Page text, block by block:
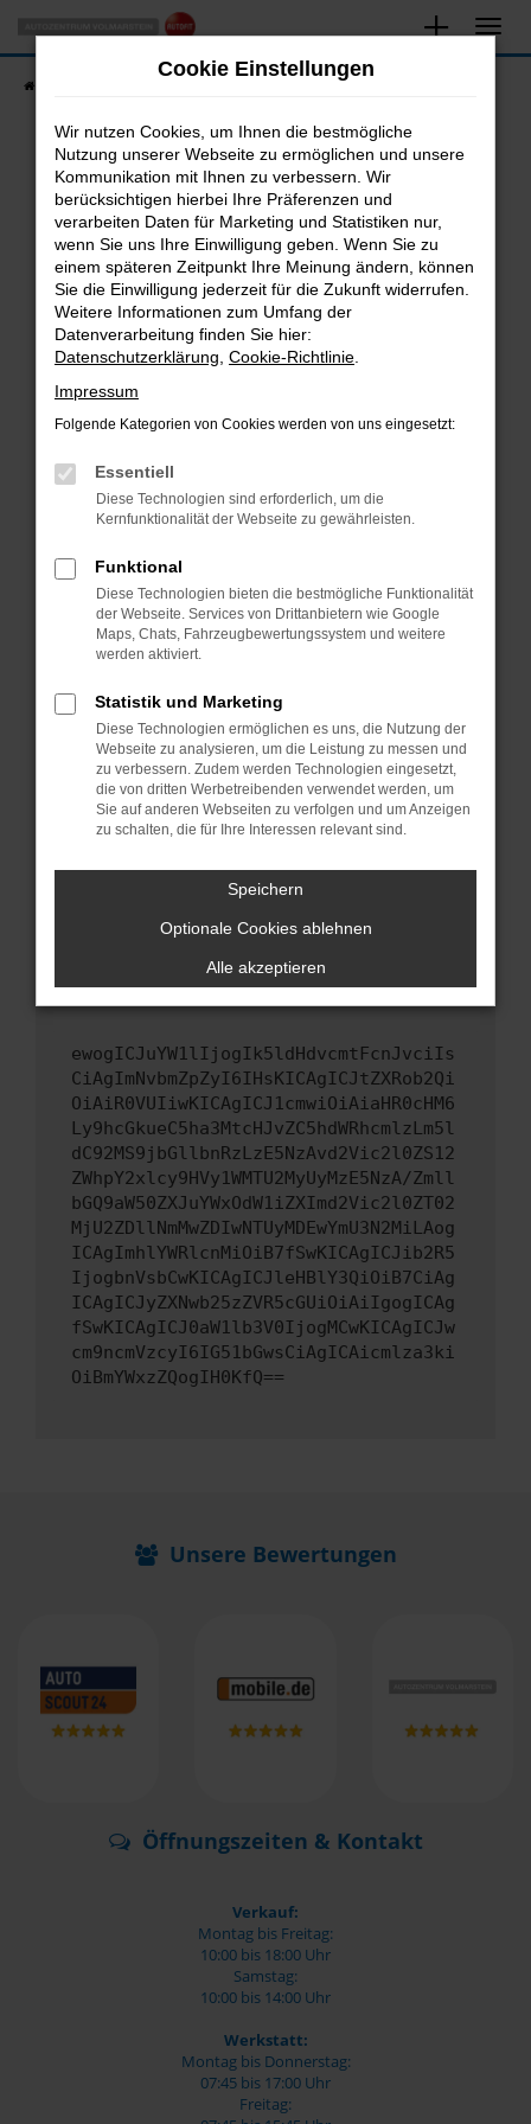
Zum
Hauptinhalt
springen
Fahrzeugsuche
Fehler: Network Error
Beim Laden ist ein Fehler aufgetreten.
Hier sind ein paar Tipps, die dir helfen können:
Überprüfe deine Firewall und deine
Internetverbindung.
Laden andere Webseiten, zum Beispiel deine
Suchmaschine?
Prüfe deine Browsererweiterungen.
können das Laden bestimmter Seiten
verhindern. Funktioniert die Seite in einem
anderen Browser oder in einem privaten
Starte dein Gerät neu.
Das kann manchmal helfen, vorübergehende
Probleme zu beheben.
Betriebssystem auf dem neuesten Stand
sind.
Veraltete Software birgt nicht nur ein
Sicherheitsrisiko, sondern kann auch dazu
führen, dass bestimmte Funktionen nicht mehr
unterstützt werden.
Wende dich an den Webseitenbetreiber.
Wenn du alle oben genannten Schritte versucht
hast, kontaktiere uns bitte. Wir werden
versuchen, das Problem zu beheben. Du kannst
uns diesen Text schicken, um uns bei der
ewogICJuYW1lIjogIk5ldHdvcmtFcnJvciIs
CiAgImNvbmZpZyI6IHsKICAgICJtZXRob2Qi
OiAiR0VUIiwKICAgICJ1cmwiOiAiaHR0cHM6
Ly9hcGkueC5ha3MtcHJvZC5hdWRhcmlzLm5l
dC92MS9jbGllbnRzLzE5NzAvd2Vic2l0ZS12
ZWhpY2xlcy9HVy1WMTU2MyUyMzE5NzA/Zmll
bGQ9aW50ZXJuYWxOdW1iZXImd2Vic2l0ZT02
MjU2ZDllNmMwZDIwNTUyMDEwYmU3N2MiLAog
ICAgImhlYWRlcnMiOiB7fSwKICAgICJib2R5
IjogbnVsbCwKICAgICJleHBlY3QiOiB7CiAg
ICAgICJyZXNwb25zZVR5cGUiOiAiIgogICAg
fSwKICAgICJ0aW1lb3V0IjogMCwKICAgICJw
cm9ncmVzcyI6IG51bGwsCiAgICAicmlza3ki
OiBmYWxzZQogIH0KfQ==
Unsere Bewertungen
Öffnungszeiten & Kontakt
Verkauf:
Montag bis Freitag:
10:00 bis 18:00 Uhr
Samstag:
10:00 bis 14:00 Uhr
Werkstatt:
Montag bis Donnerstag:
07:45 bis 17:00 Uhr
Freitag:
Cookie Einstellungen
Wir nutzen Cookies, um Ihnen die bestmögliche
Nutzung unserer Webseite zu ermöglichen und unsere
Kommunikation mit Ihnen zu verbessern. Wir
berücksichtigen hierbei Ihre Präferenzen und
verarbeiten Daten für Marketing und Statistiken nur,
wenn Sie uns Ihre Einwilligung geben. Wenn Sie zu
einem späteren Zeitpunkt Ihre Meinung ändern, können
Sie die Einwilligung jederzeit für die Zukunft widerrufen.
Weitere Informationen zum Umfang der
Datenverarbeitung finden Sie hier:
Datenschutzerklärung Cookie-Richtlinie
Impressum
Folgende Kategorien von Cookies werden von uns eingesetzt:
Essentiell
Diese Technologien sind erforderlich, um die
Kernfunktionalität der Webseite zu gewährleisten.
Funktional
Diese Technologien bieten die bestmögliche Funktionalität
der Webseite. Services von Drittanbietern wie Google
Maps, Chats, Fahrzeugbewertungssystem und weitere
werden aktiviert.
Statistik und Marketing
Diese Technologien ermöglichen es uns, die Nutzung der
Webseite zu analysieren, um die Leistung zu messen und
zu verbessern. Zudem werden Technologien eingesetzt,
die von dritten Werbetreibenden verwendet werden, um
Sie auf anderen Webseiten zu verfolgen und um Anzeigen
zu schalten, die für Ihre Interessen relevant sind.
Speichern
Optionale Cookies ablehnen
Alle akzeptieren